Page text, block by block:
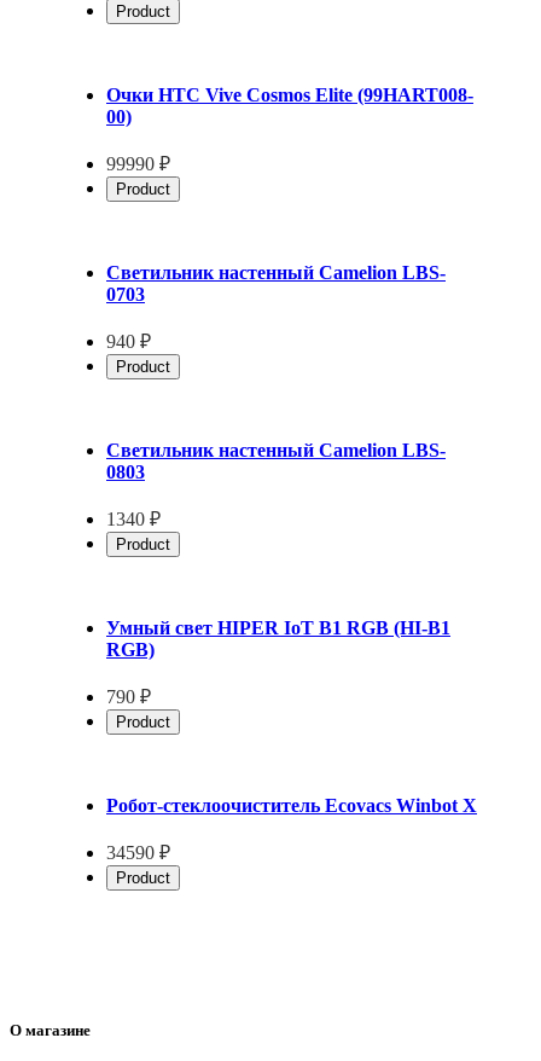
Product
Очки HTC Vive Cosmos Elite (99HART008-
00)
99990 ₽
Product
Светильник настенный Camelion LBS-
0703
940 ₽
Product
Светильник настенный Camelion LBS-
0803
1340 ₽
Product
Умный свет HIPER IoT B1 RGB (HI-B1
RGB)
790 ₽
Product
Робот-стеклоочиститель Ecovacs Winbot X
34590 ₽
Product
О магазине